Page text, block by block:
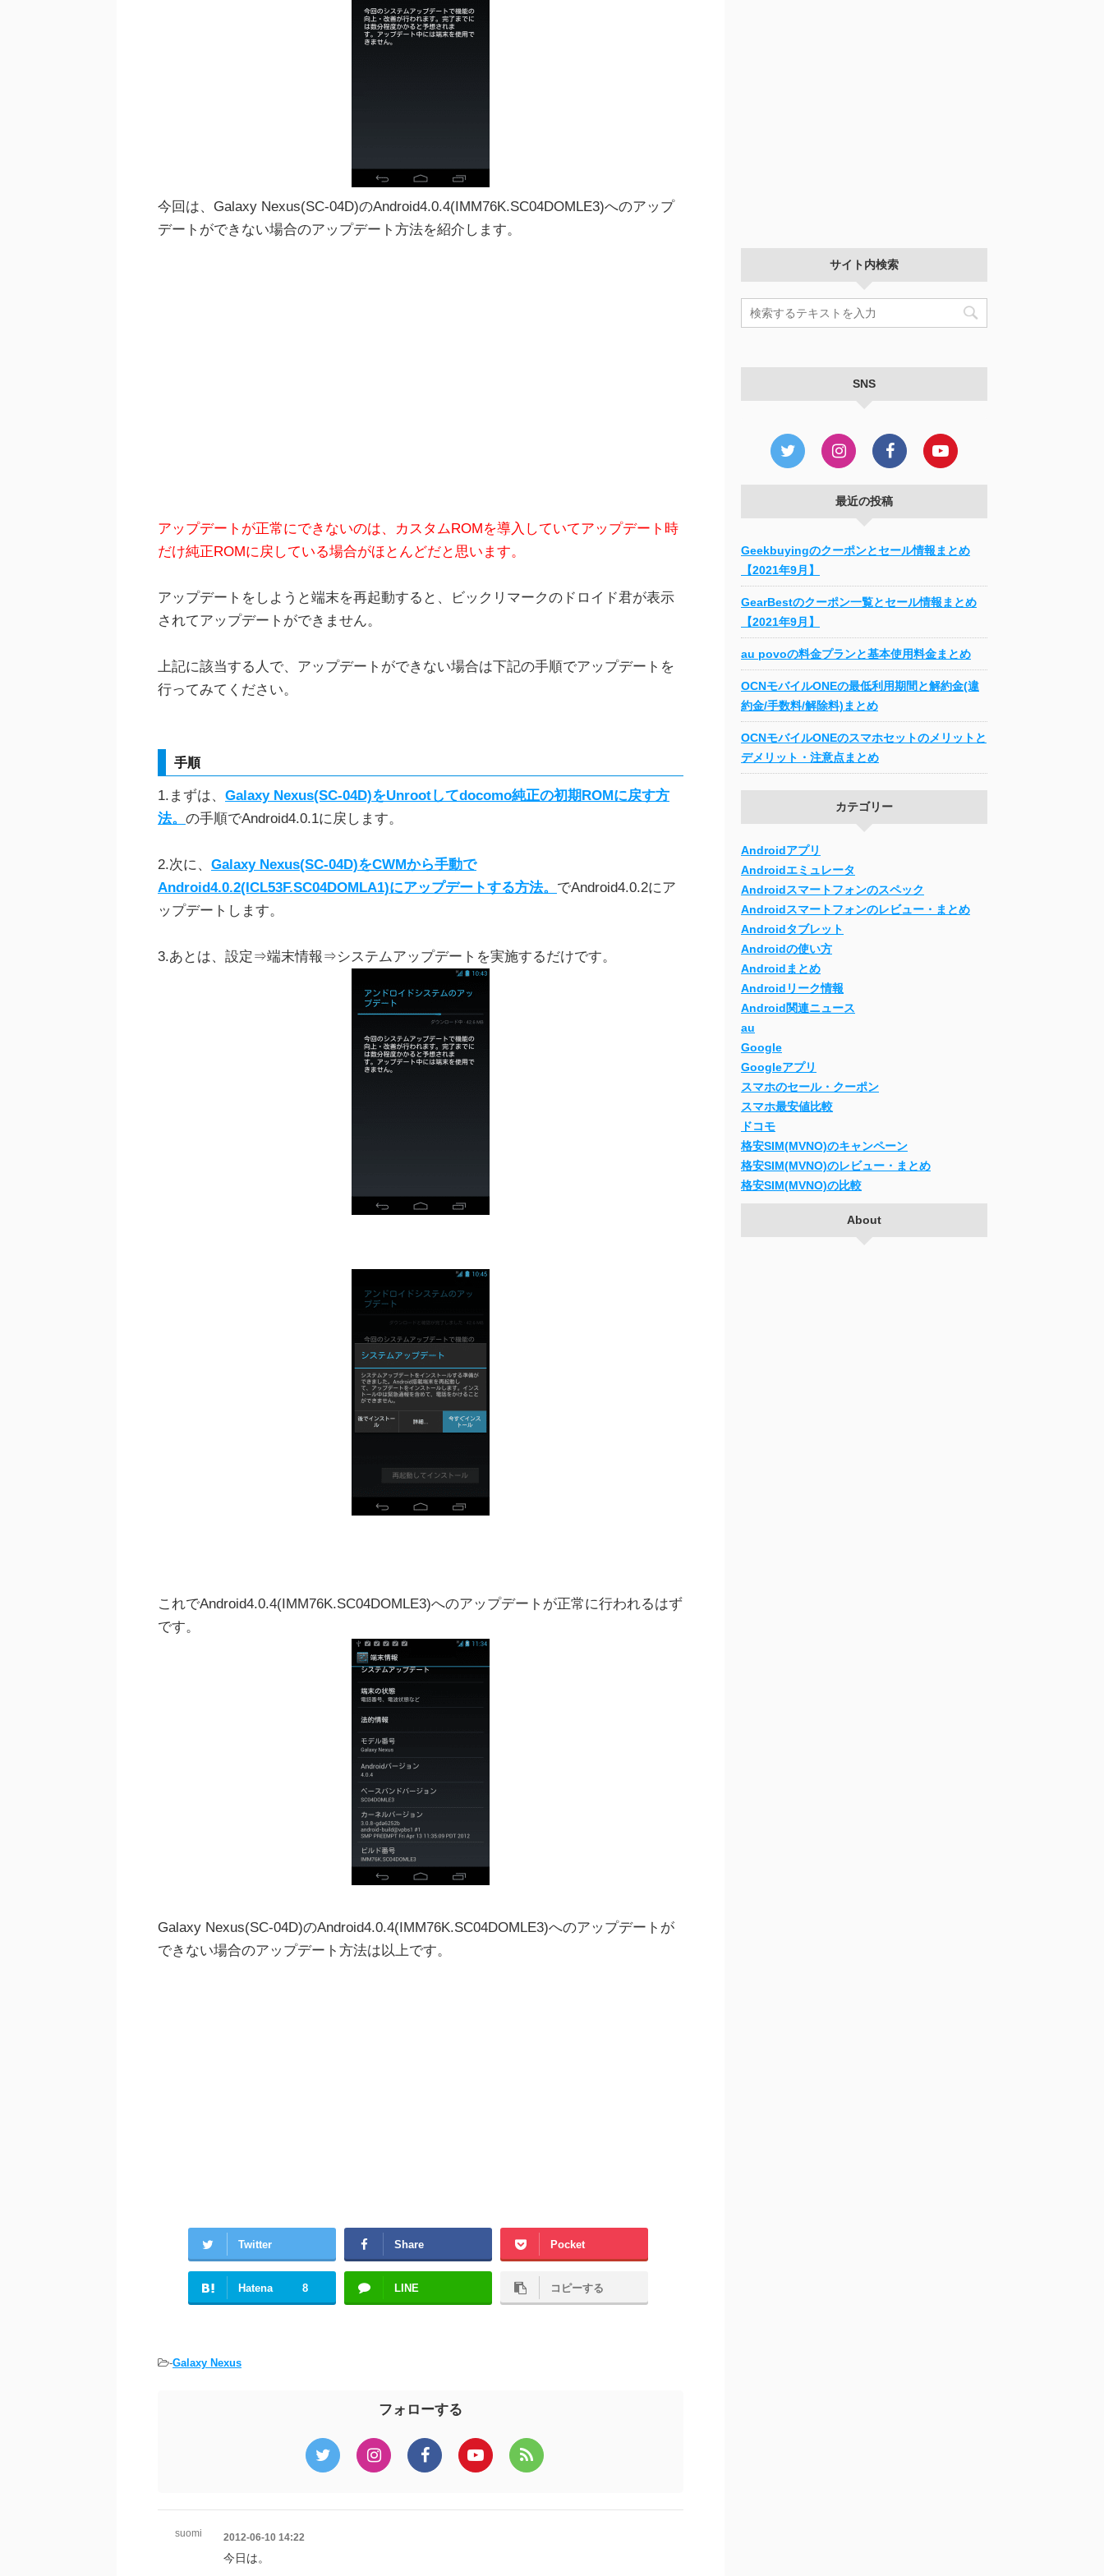
今回は、Galaxy Nexus(SC-04D)のAndroid4.0.4(IMM76K.SC04DOMLE3)へのアップ
デートができない場合のアップデート方法を紹介します。
アップデートが正常にできないのは、カスタムROMを導入していてアップデート時
だけ純正ROMに戻している場合がほとんどだと思います。
アップデートをしようと端末を再起動すると、ビックリマークのドロイド君が表示
されてアップデートができません。
上記に該当する人で、アップデートができない場合は下記の手順でアップデートを
行ってみてください。
手順
1.まずは、 Galaxy Nexus(SC-04D)をUnrootしてdocomo純正の初期ROMに戻す方
法。 の手順でAndroid4.0.1に戻します。
2.次に、 Galaxy Nexus(SC-04D)をCWMから手動で
Android4.0.2(ICL53F.SC04DOMLA1)にアップデートする方法。 でAndroid4.0.2にア
ップデートします。
3.あとは、設定⇒端末情報⇒システムアップデートを実施するだけです。
これでAndroid4.0.4(IMM76K.SC04DOMLE3)へのアップデートが正常に行われるはず
です。
Galaxy Nexus(SC-04D)のAndroid4.0.4(IMM76K.SC04DOMLE3)へのアップデートが
できない場合のアップデート方法は以上です。
Twitter Share Pocket
Hatena 8 LINE コピーする
-Galaxy Nexus
フォローする
suomi 2012-06-10 14:22
今日は。
サイト内検索
SNS
最近の投稿
Geekbuyingのクーポンとセール情報まとめ
【2021年9月】
GearBestのクーポン一覧とセール情報まとめ
【2021年9月】
au povoの料金プランと基本使用料金まとめ
OCNモバイルONEの最低利用期間と解約金(違
約金/手数料/解除料)まとめ
OCNモバイルONEのスマホセットのメリットと
デメリット・注意点まとめ
カテゴリー
Androidアプリ
Androidエミュレータ
Androidスマートフォンのスペック
Androidスマートフォンのレビュー・まとめ
Androidタブレット
Androidの使い方
Androidまとめ
Androidリーク情報
Android関連ニュース
au
Google
Googleアプリ
スマホのセール・クーポン
スマホ最安値比較
ドコモ
格安SIM(MVNO)のキャンペーン
格安SIM(MVNO)のレビュー・まとめ
格安SIM(MVNO)の比較
About